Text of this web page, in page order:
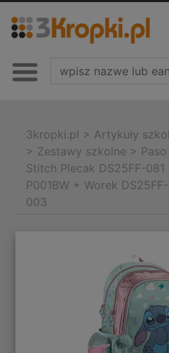
3kropki.pl > Artykuły
> Zestawy szkolne >
Stitch Plecak DS25FF-
P001BW + Worek
003